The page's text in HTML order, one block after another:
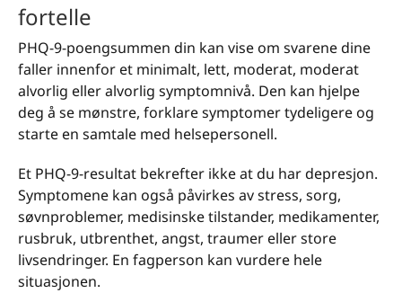
fortelle
PHQ-9-poengsummen din kan vise om svarene dine
faller innenfor et minimalt, lett, moderat, moderat
alvorlig eller alvorlig symptomnivå. Den kan hjelpe
deg å se mønstre, forklare symptomer tydeligere og
starte en samtale med helsepersonell.
Et PHQ-9-resultat bekrefter ikke at du har depresjon.
Symptomene kan også påvirkes av stress, sorg,
søvnproblemer, medisinske tilstander, medikamenter,
rusbruk, utbrenthet, angst, traumer eller store
livsendringer. En fagperson kan vurdere hele
situasjonen.